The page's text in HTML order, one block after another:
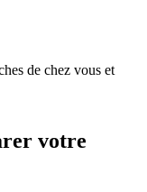
de chez vous et
votre